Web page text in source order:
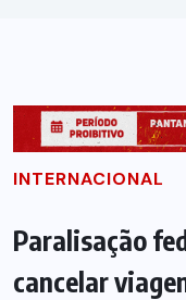
INTERNACIONAL
Paralisação
cancelar